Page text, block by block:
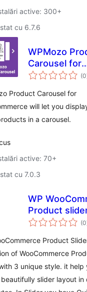
active: 300+
cu 6.7.6
WPMozo
Carousel for
(0
Product Carousel for
will let you
in a carousel.
active: 70+
cu 7.0.3
WP
Product
(0
Product
of WooCommerce
3 unique style. it help
slider layout in